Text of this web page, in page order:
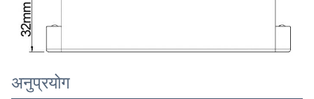
अनुप्रयोग